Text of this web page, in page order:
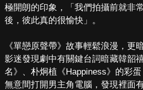
極開朗的印象，「我們拍攝前就非
後，彼此真的很愉快」。
《單戀原聲帶》故事輕鬆浪漫，更
影迷發現劇中有關鍵台詞暗藏韓韶
名》、朴炯植《Happiness》的彩
無意間打開男主角電腦，發現裡面